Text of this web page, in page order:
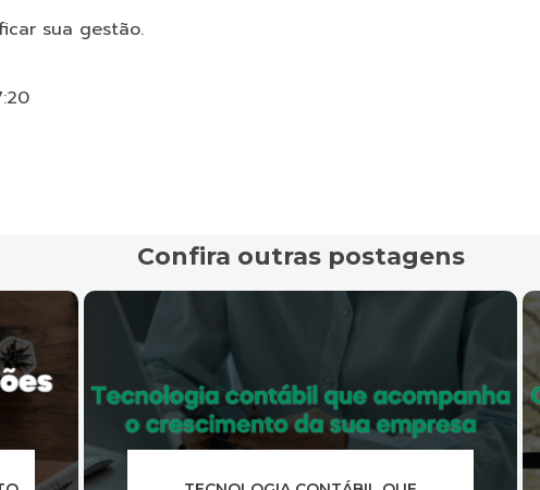
sua gestão.
Confira outras postagens